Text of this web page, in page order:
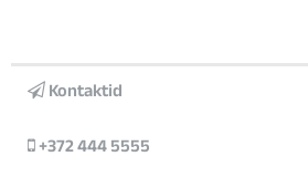
Kontaktid
+372 444 5555